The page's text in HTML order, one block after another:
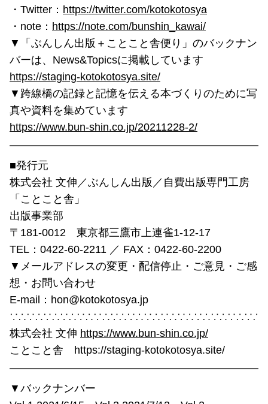
・Twitter： https://twitter.com/kotokotosya
・note： https://note.com/bunshin_kawai/
▼「ぶんしん出版＋ことこと舎便り」のバックナン
バーは、News&Topicsに掲載しています
https://staging-kotokotosya.site/
▼跨線橋の記録と記憶を伝える本づくりのために写
真や資料を集めています
https://www.bun-shin.co.jp/20211228-2/
■発行元
株式会社 文伸／ぶんしん出版／自費出版専門工房
「ことこと舎」
出版事業部
〒181-0012 東京都三鷹市上連雀1-12-17
TEL：0422-60-2211 ／ FAX：0422-60-2200
▼メールアドレスの変更・配信停止・ご意見・ご感
想・お問い合わせ
E-mail：hon@kotokotosya.jp
∵∴∵∴∵∴∵∴∵∴∵∴∵∴∵∴∵∴∵∴∵∴∵∴∵∴∵∴∵∴
株式会社 文伸 https://www.bun-shin.co.jp/
ことこと舎 https://staging-kotokotosya.site/
▼バックナンバー